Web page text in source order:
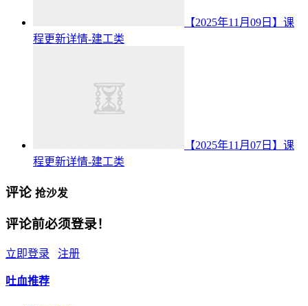
【2025年11月09日】课
程更新详情-建工类
【2025年11月07日】课
程更新详情-建工类
评论 抢沙发
评论前必须登录！
立即登录 注册
吐血推荐